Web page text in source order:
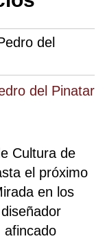
del Pinatar
del
Cultura de
el próximo
en los
afincado